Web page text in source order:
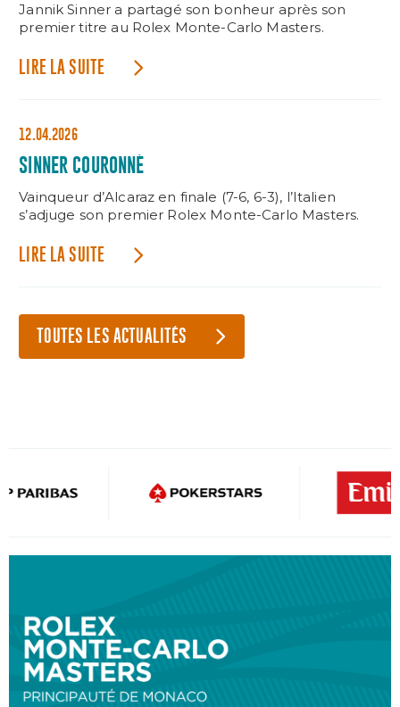
Jannik Sinner a partagé son bonheur après son
premier titre au Rolex Monte-Carlo Masters.
LIRE LA SUITE
12.04.2026
SINNER COURONNÉ
Vainqueur d’Alcaraz en finale (7-6, 6-3), l’Italien
s’adjuge son premier Rolex Monte-Carlo Masters.
LIRE LA SUITE
TOUTES LES ACTUALITÉS